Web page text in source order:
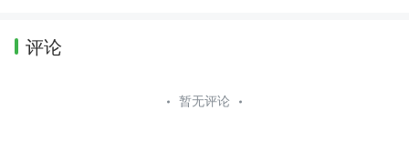
评论
暂无评论